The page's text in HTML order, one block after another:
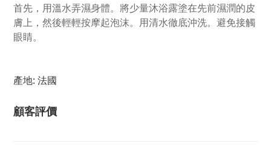
首先，用溫水弄濕身體。將少量沐浴露塗在先前濕潤的皮
膚上，然後輕輕按摩起泡沫。用清水徹底沖洗。避免接觸
眼睛。
產地: 法國
顧客評價